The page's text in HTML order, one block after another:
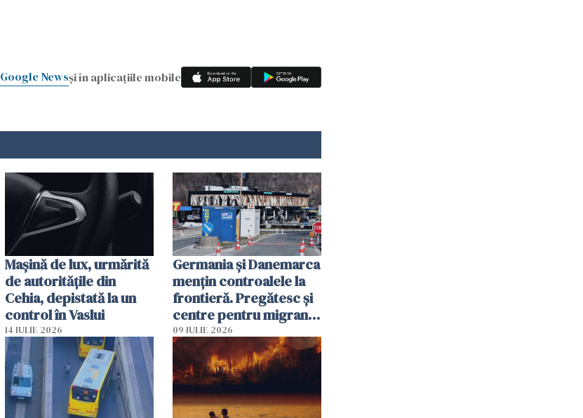
Google Newsși în aplicațiile mobile
Mașină de lux, urmărită
de autoritățile din
Cehia, depistată la un
control în Vaslui
14 IULIE 2026
Germania și Danemarca
mențin controalele la
frontieră. Pregătesc și
centre pentru migranții
respinși din UE
09 IULIE 2026